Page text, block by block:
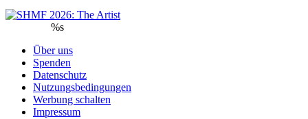
%s
Über uns
Spenden
Datenschutz
Nutzungsbedingungen
Werbung schalten
Impressum